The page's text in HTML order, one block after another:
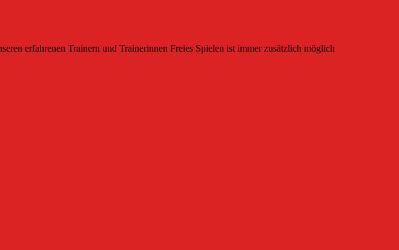
erfahrenen Trainern und Trainerinnen Freies Spielen ist immer zusätzlich möglich